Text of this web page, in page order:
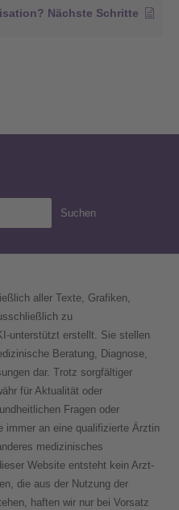
Nächste Schritte
Suchen
aller Texte, Grafiken,
zu
unterstützt erstellt. Sie stellen
Beratung, Diagnose,
dar. Trotz sorgfältiger
für Aktualität oder
Fragen oder
immer an eine qualifizierte Ärztin
medizinisches
Website entsteht kein Arzt-
die aus der Nutzung der
haften wir nur bei Vorsatz